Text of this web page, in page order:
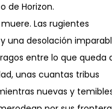
de Horizon.
Las rugientes
una desolación
entre lo que queda
unas cuantas tribus
nuevas y